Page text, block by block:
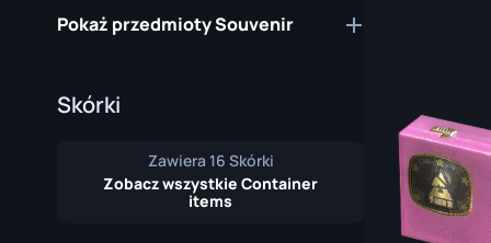
Rękawice Bloodhound
Owijki na Ręce
Rękawice Hydra
M249
Nova
Nóż
Klasyczny
Nóż Falchion
Pokaż przedmioty Souvenir
Skórki
Zawiera 16 Skórki
Zobacz wszystkie Container
items